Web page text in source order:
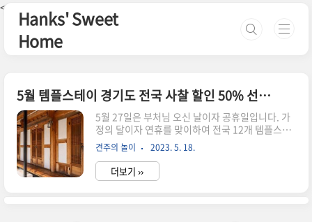
<--핀터레스트-->
본문 바로가기
Hanks' Sweet
Home
5월 템플스테이 경기도 전국 사찰 할인 50% 선착순 외국인
5월 27일은 부처님 오신 날이자 공휴일입니다. 가
정의 달이자 연휴를 맞이하여 전국 12개 템플스테
이 운영사찰에서 특별행사를 기획했다고 합니다.
공양도 하고, 아이들과 색다른 휴일을 보내보세요.
5월 석가탄신일 특별 프로그램 사찰명 프로그램명
진행 프로그램 진행일자 참가 연령 비고 영평사 (세
견주의 놀이 2023. 5. 18.
더보기 ››